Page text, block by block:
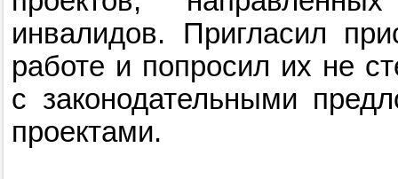
инвалидов. Пригласил
работе и попросил их не
с законодательными
проектами.